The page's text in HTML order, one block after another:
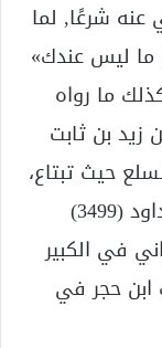
شرعًا, لما
ما ليس عندك»
(1232) ]. وكذلك ما رواه
زيد بن ثابت
حيث تبتاع،
حتى يحوزها التجار إلى رحالهم» [أبو داود (3499)
(10473) والطبراني في الكبير
ابن حجر في